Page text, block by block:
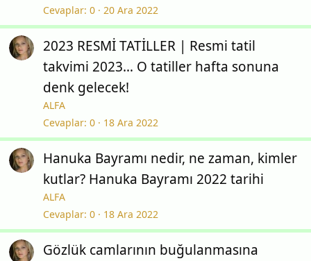
Cevaplar 0 20 Ara 2022
2023 RESMİ TATİLLER | Resmi tatil
takvimi 2023… O tatiller hafta sonuna
denk gelecek!
ALFA
Cevaplar 0 18 Ara 2022
Hanuka Bayramı nedir, ne zaman, kimler
kutlar? Hanuka Bayramı 2022 tarihi
ALFA
Cevaplar 0 18 Ara 2022
Gözlük camlarının buğulanmasına